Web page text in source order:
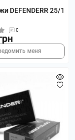
DEFENDERR 25/1
0
меня